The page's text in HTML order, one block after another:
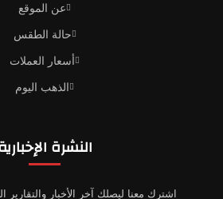
عن الموقع
حالة الطقس
أسعار العملات
الذهب اليوم
النشرة
اشترك معنا ليصلك آخر الأخبار والتقارير